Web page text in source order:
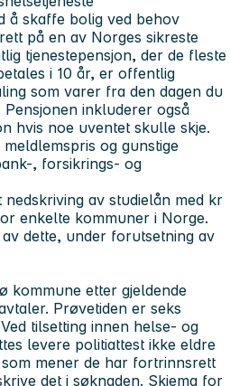
å skaffe bolig ved behov
på en av Norges sikreste
tjenestepensjon, der de fleste
i 10 år, er offentlig
som varer fra den dagen du
inkluderer også
hvis noe uventet skulle skje.
og gunstige
, forsikrings- og
nedskriving av studielån med kr
enkelte kommuner i Norge.
dette, under forutsetning av
kommune etter gjeldende
Prøvetiden er seks
tilsetting innen helse- og
levere politiattest ikke eldre
mener de har fortrinnsrett
det i søknaden. Skjema for